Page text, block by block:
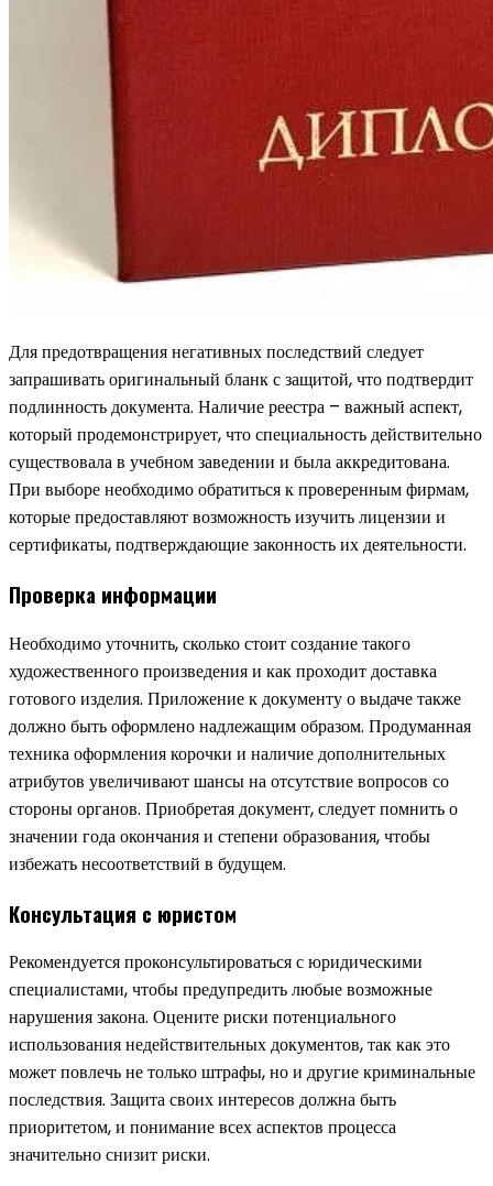
Для предотвращения негативных последствий следует
запрашивать оригинальный бланк с защитой, что подтвердит
подлинность документа. Наличие реестра – важный аспект,
который продемонстрирует, что специальность действительно
существовала в учебном заведении и была аккредитована.
При выборе необходимо обратиться к проверенным фирмам,
которые предоставляют возможность изучить лицензии и
сертификаты, подтверждающие законность их деятельности.
Проверка информации
Необходимо уточнить, сколько стоит создание такого
художественного произведения и как проходит доставка
готового изделия. Приложение к документу о выдаче также
должно быть оформлено надлежащим образом. Продуманная
техника оформления корочки и наличие дополнительных
атрибутов увеличивают шансы на отсутствие вопросов со
стороны органов. Приобретая документ, следует помнить о
значении года окончания и степени образования, чтобы
избежать несоответствий в будущем.
Консультация с юристом
Рекомендуется проконсультироваться с юридическими
специалистами, чтобы предупредить любые возможные
нарушения закона. Оцените риски потенциального
использования недействительных документов, так как это
может повлечь не только штрафы, но и другие криминальные
последствия. Защита своих интересов должна быть
приоритетом, и понимание всех аспектов процесса
значительно снизит риски.